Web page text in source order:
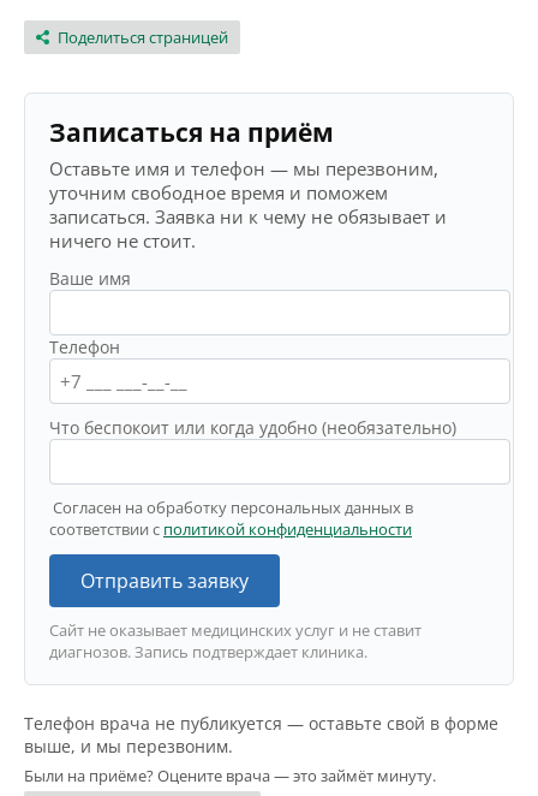
Поделиться страницей
Записаться на приём
Оставьте имя и телефон — мы перезвоним,
уточним свободное время и поможем
записаться. Заявка ни к чему не обязывает и
ничего не стоит.
Ваше имя
Телефон
Что беспокоит или когда удобно (необязательно)
Согласен на обработку персональных данных в
соответствии с политикой конфиденциальности
Отправить заявку
Сайт не оказывает медицинских услуг и не ставит
диагнозов. Запись подтверждает клиника.
Телефон врача не публикуется — оставьте свой в форме
выше, и мы перезвоним.
Были на приёме? Оцените врача — это займёт минуту.